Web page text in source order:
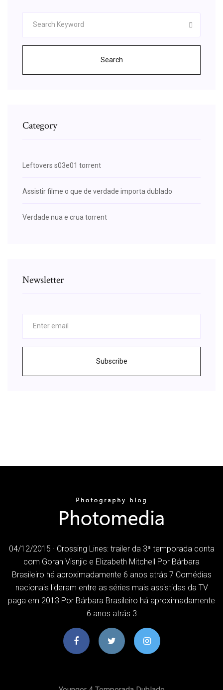
Search
Category
Leftovers s03e01 torrent
Assistir filme o que de verdade importa dublado
Verdade nua e crua torrent
Newsletter
Subscribe
04/12/2015 · Crossing Lines: trailer da 3ª temporada conta
com Goran Visnjic e Elizabeth Mitchell Por Bárbara
Brasileiro há aproximadamente 6 anos atrás 7 Comédias
nacionais lideram entre as séries mais assistidas da TV
paga em 2013 Por Bárbara Brasileiro há aproximadamente
6 anos atrás 3